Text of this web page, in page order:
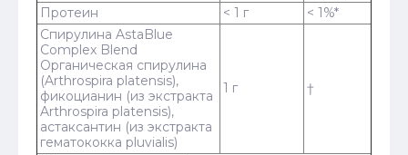
Протеин
< 1 г
< 1%*
Спирулина AstaBlue
Complex Blend
​Органическая спирулина
(Arthrospira platensis),
фикоцианин (из экстракта
Arthrospira platensis),
астаксантин (из экстракта
гематококка pluvialis)
1 г †